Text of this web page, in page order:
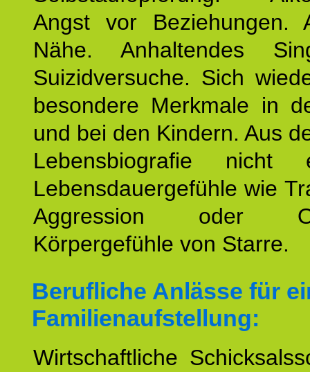
Angst vor Beziehungen.
Nähe. Anhaltendes
Suizidversuche. Sich
besondere Merkmale in
und bei den Kindern. Aus
Lebensbiografie nicht
Lebensdauergefühle wie
Aggression oder
Körpergefühle von Starre.
Berufliche Anlässe für
Familienaufstellung:
Wirtschaftliche